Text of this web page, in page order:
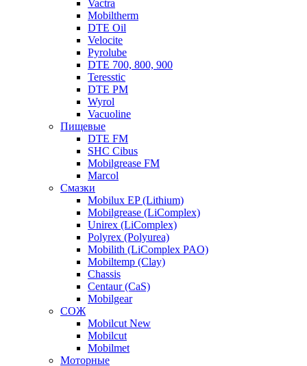
Vactra
Mobiltherm
DTE Oil
Velocite
Pyrolube
DTE 700, 800, 900
Teresstic
DTE PM
Wyrol
Vacuoline
Пищевые
DTE FM
SHC Cibus
Mobilgrease FM
Marcol
Смазки
Mobilux EP (Lithium)
Mobilgrease (LiComplex)
Unirex (LiComplex)
Polyrex (Polyurea)
Mobilith (LiComplex PAO)
Mobiltemp (Clay)
Chassis
Centaur (CaS)
Mobilgear
СОЖ
Mobilcut New
Mobilcut
Mobilmet
Моторные